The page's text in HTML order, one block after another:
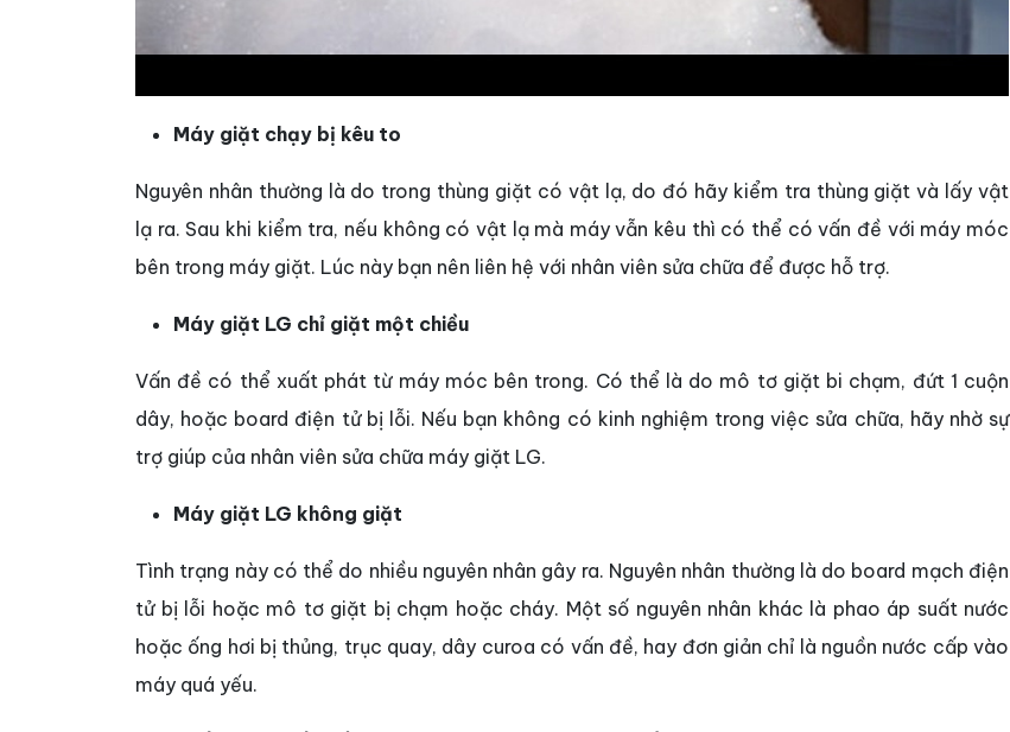
Máy giặt chạy bị kêu to
Nguyên nhân thường là do trong thùng giặt có vật lạ, do đó hãy kiểm tra thùng giặt và lấy vật
lạ ra. Sau khi kiểm tra, nếu không có vật lạ mà máy vẫn kêu thì có thể có vấn đề với máy móc
bên trong máy giặt. Lúc này bạn nên liên hệ với nhân viên sửa chữa để được hỗ trợ.
Máy giặt LG chỉ giặt một chiều
Vấn đề có thể xuất phát từ máy móc bên trong. Có thể là do mô tơ giặt bi chạm, đứt 1 cuộn
dây, hoặc board điện tử bị lỗi. Nếu bạn không có kinh nghiệm trong việc sửa chữa, hãy nhờ sự
trợ giúp của nhân viên sửa chữa máy giặt LG.
Máy giặt LG không giặt
Tình trạng này có thể do nhiều nguyên nhân gây ra. Nguyên nhân thường là do board mạch điện
tử bị lỗi hoặc mô tơ giặt bị chạm hoặc cháy. Một số nguyên nhân khác là phao áp suất nước
hoặc ống hơi bị thủng, trục quay, dây curoa có vấn đề, hay đơn giản chỉ là nguồn nước cấp vào
máy quá yếu.